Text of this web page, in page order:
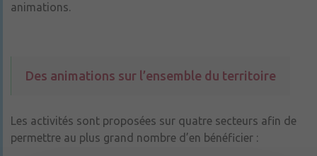
animations.
Des animations sur l’ensemble du territoire
Les activités sont proposées sur quatre secteurs afin de
permettre au plus grand nombre d’en bénéficier :